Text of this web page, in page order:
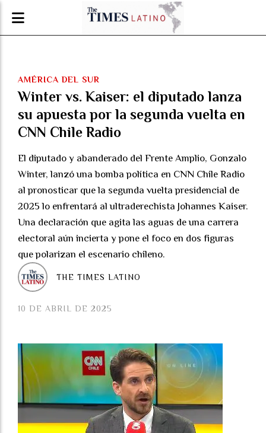
Winter vs. Kaiser: el diputado lanza
su apuesta por la segunda vuelta en
CNN Chile Radio
El diputado y abanderado del Frente Amplio, Gonzalo
Winter, lanzó una bomba política en CNN Chile Radio
al pronosticar que la segunda vuelta presidencial de
2025 lo enfrentará al ultraderechista Johannes Kaiser.
Una declaración que agita las aguas de una carrera
electoral aún incierta y pone el foco en dos figuras
que polarizan el escenario chileno.
AMÉRICA DEL SUR
10 DE ABRIL DE 2025
THE TIMES LATINO